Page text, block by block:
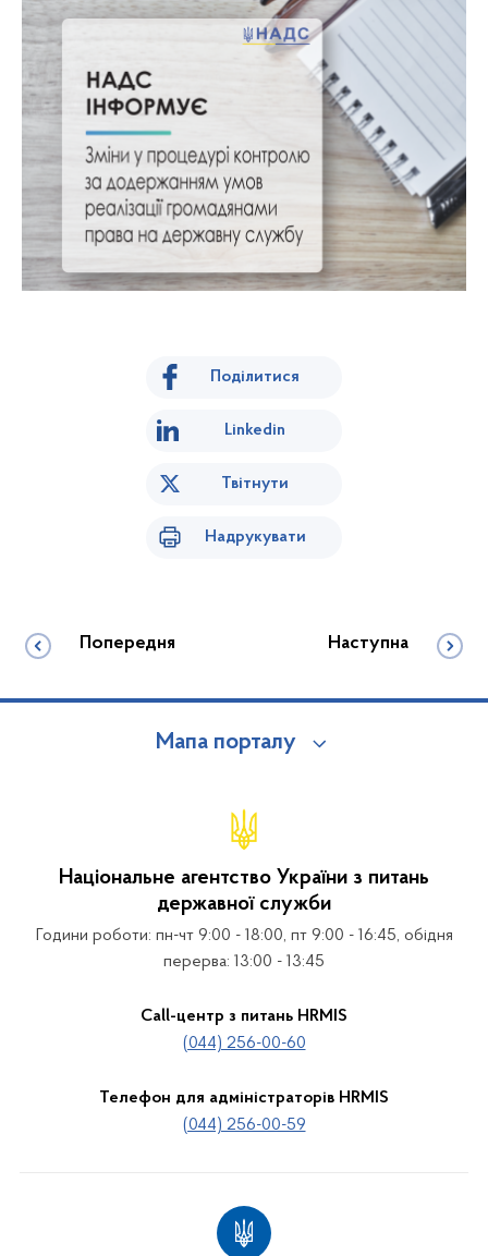
Поділитися
Linkedin
Твітнути
Надрукувати
Попередня Наступна
Мапа порталу
Національне агентство України з питань
державної служби
Години роботи: пн-чт 9:00 - 18:00, пт 9:00 - 16:45, обідня
перерва: 13:00 - 13:45
Call-центр з питань HRMIS
(044) 256-00-60
Телефон для адміністраторів HRMIS
(044) 256-00-59